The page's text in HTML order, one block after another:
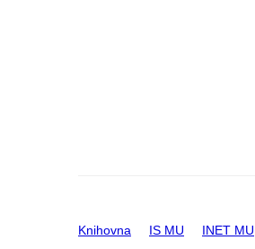
Knihovna IS MU INET MU